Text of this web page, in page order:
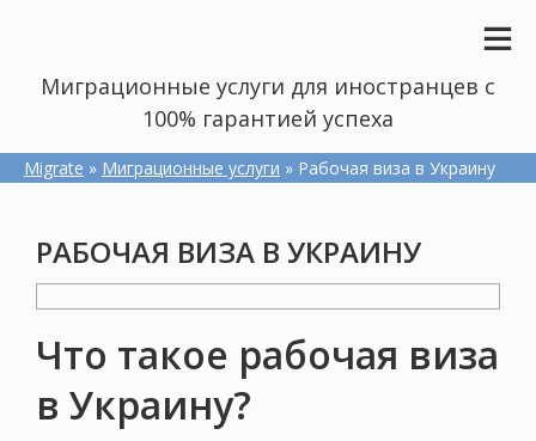
Миграционные услуги для иностранцев с
100% гарантией успеха
Migrate » Миграционные услуги » Рабочая виза в Украину
РАБОЧАЯ ВИЗА В УКРАИНУ
Что такое рабочая виза
в Украину?